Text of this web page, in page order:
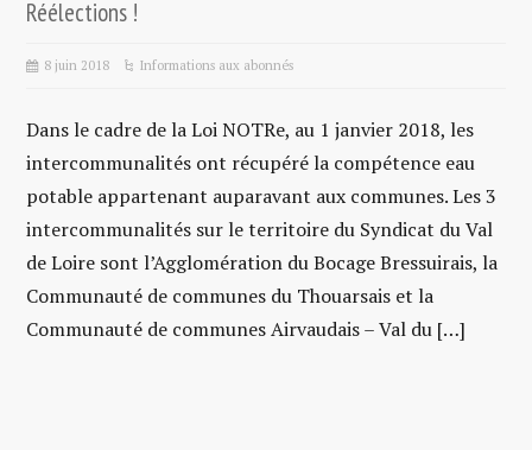
Réélections !
8 juin 2018 Informations aux abonnés
Dans le cadre de la Loi NOTRe, au 1 janvier 2018, les
intercommunalités ont récupéré la compétence eau
potable appartenant auparavant aux communes. Les 3
intercommunalités sur le territoire du Syndicat du Val
de Loire sont l’Agglomération du Bocage Bressuirais, la
Communauté de communes du Thouarsais et la
Communauté de communes Airvaudais – Val du […]